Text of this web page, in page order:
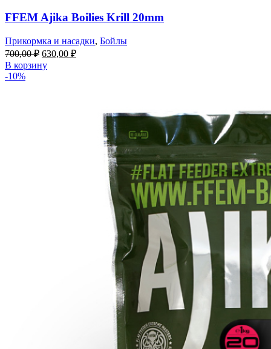
FFEM Ajika Boilies Krill 20mm
Прикормка и насадки, Бойлы
700,00₽ 630,00 ₽
В корзину
-10%